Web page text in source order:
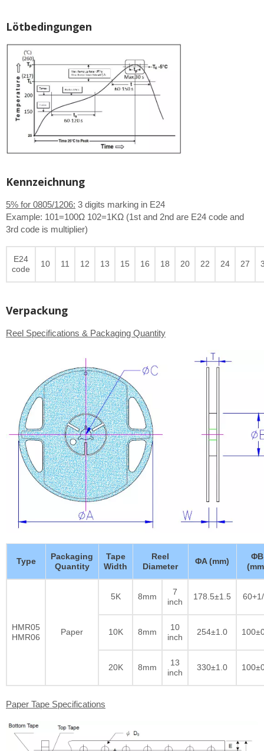
Lötbedingungen
Kennzeichnung
5% for 0805/1206: 3 digits marking in E24
Example: 101=100Ω 102=1KΩ (1st and 2nd are E24 code and
3rd code is multiplier)
E24
code
10 11 12 13 15 16 18 20 22 24 27
Verpackung
Reel Specifications & Packaging Quantity
Type
Packaging
Quantity
Tape
Width
Reel
Diameter
ΦA (mm)
ΦB
HMR05
HMR06
Paper
5K 8mm
7
inch
178.5±1.5
10K 8mm
10
inch
254±1.0
20K 8mm
13
inch
330±1.0
Paper Tape Specifications